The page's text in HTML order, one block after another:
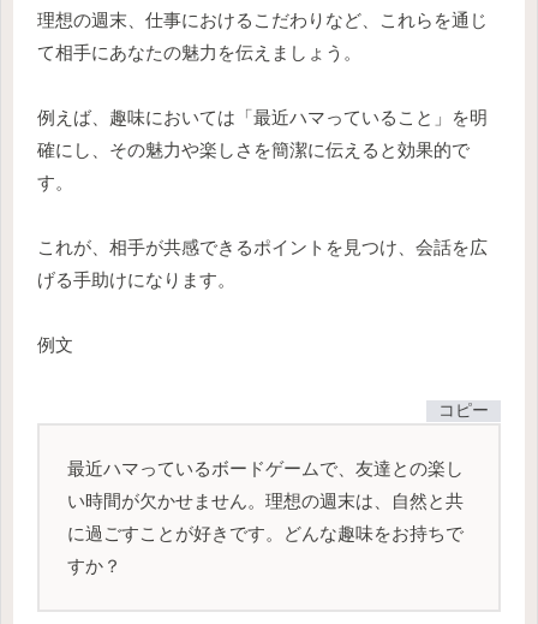
理想の週末、仕事におけるこだわりなど、これらを通じ
て相手にあなたの魅力を伝えましょう。
例えば、趣味においては「最近ハマっていること」を明
確にし、その魅力や楽しさを簡潔に伝えると効果的で
す。
これが、相手が共感できるポイントを見つけ、会話を広
げる手助けになります。
例文
コピー
最近ハマっているボードゲームで、友達との楽し
い時間が欠かせません。理想の週末は、自然と共
に過ごすことが好きです。どんな趣味をお持ちで
すか？